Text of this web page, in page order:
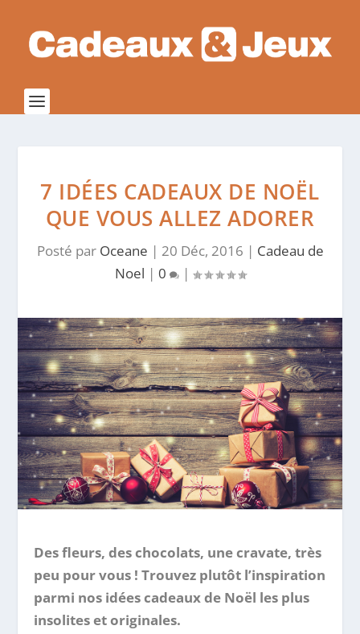
7 IDÉES CADEAUX DE NOËL
QUE VOUS ALLEZ ADORER
Posté par Oceane | 20 Déc, 2016 | Cadeau de
Noel | 0 |
Des fleurs, des chocolats, une cravate, très
peu pour vous ! Trouvez plutôt l’inspiration
parmi nos idées cadeaux de Noël les plus
insolites et originales.